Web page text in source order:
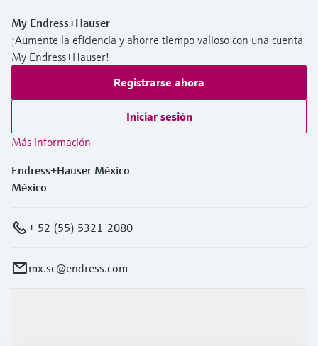
My Endress+Hauser
¡Aumente la eficiencia y ahorre tiempo valioso con una cuenta
My Endress+Hauser!
Registrarse ahora
Iniciar sesión
Más información
Endress+Hauser México
México
+ 52 (55) 5321-2080
mx.sc@endress.com